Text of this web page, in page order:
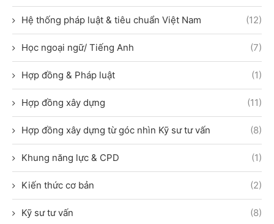
Hệ thống pháp luật & tiêu chuẩn Việt Nam (12)
Học ngoại ngữ/ Tiếng Anh (7)
Hợp đồng & Pháp luật (1)
Hợp đồng xây dựng (11)
Hợp đồng xây dựng từ góc nhìn Kỹ sư tư vấn (8)
Khung năng lực & CPD (1)
Kiến thức cơ bản (2)
Kỹ sư tư vấn (8)